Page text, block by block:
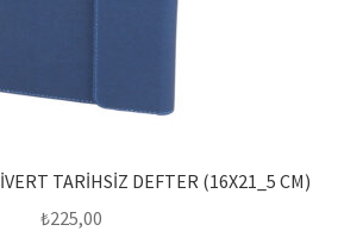
TARİHSİZ DEFTER (16X21_5 CM)
₺225,00